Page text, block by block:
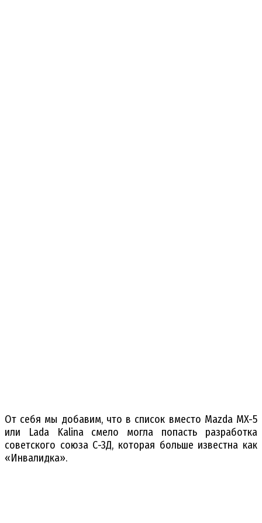
От себя мы добавим, что в список вместо Mazda MX-5
или Lada Kalina смело могла попасть разработка
советского союза С-3Д, которая больше известна как
«Инвалидка».